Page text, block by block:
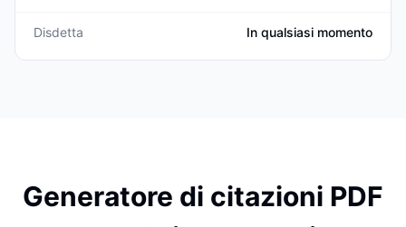
Disdetta In qualsiasi momento
Generatore di citazioni PDF